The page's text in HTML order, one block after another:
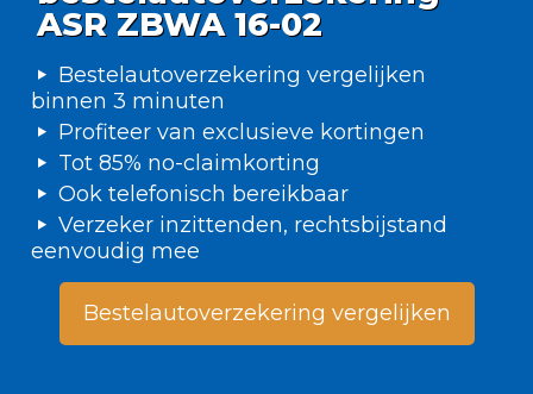
ASR ZBWA 16-02
Bestelautoverzekering vergelijken
binnen 3 minuten
Profiteer van exclusieve kortingen
Tot 85% no-claimkorting
Ook telefonisch bereikbaar
Verzeker inzittenden, rechtsbijstand
eenvoudig mee
Bestelautoverzekering vergelijken